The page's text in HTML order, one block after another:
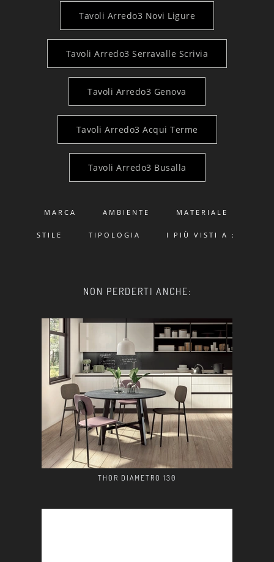
Tavoli Arredo3 Novi Ligure
Tavoli Arredo3 Serravalle Scrivia
Tavoli Arredo3 Genova
Tavoli Arredo3 Acqui Terme
Tavoli Arredo3 Busalla
MARCA AMBIENTE MATERIALE
STILE TIPOLOGIA I PIÙ VISTI A :
NON PERDERTI ANCHE:
THOR DIAMETRO 130